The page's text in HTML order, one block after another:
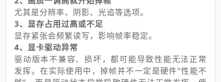
尤其是分辨率、阴影、光追等选项。
3、显存占用过高或不足
显存紧张会频繁读写，影响帧率稳定。
4、显卡驱动异常
驱动版本不兼容、损坏，都可能导致性能无法正常
发挥。在实际使用中，掉帧并不一定是硬件“性能不